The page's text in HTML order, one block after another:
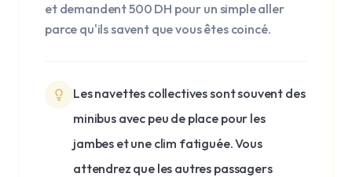
et demandent 500 DH pour un simple aller
parce qu'ils savent que vous êtes coincé.
Les navettes collectives sont souvent des
minibus avec peu de place pour les
jambes et une clim fatiguée. Vous
attendrez que les autres passagers